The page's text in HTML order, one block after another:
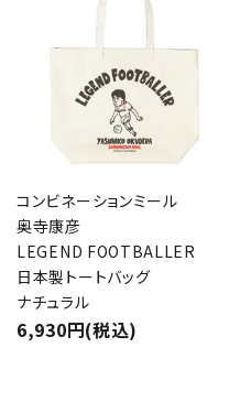
コンビネーションミール
奥寺康彦
LEGEND FOOTBALLER
日本製トートバッグ
ナチュラル
6,930円(税込)